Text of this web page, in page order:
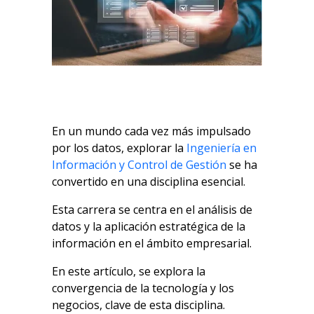
En un mundo cada vez más impulsado
por los datos, explorar la Ingeniería en
Información y Control de Gestión se ha
convertido en una disciplina esencial.
Esta carrera se centra en el análisis de
datos y la aplicación estratégica de la
información en el ámbito empresarial.
En este artículo, se explora la
convergencia de la tecnología y los
negocios, clave de esta disciplina.